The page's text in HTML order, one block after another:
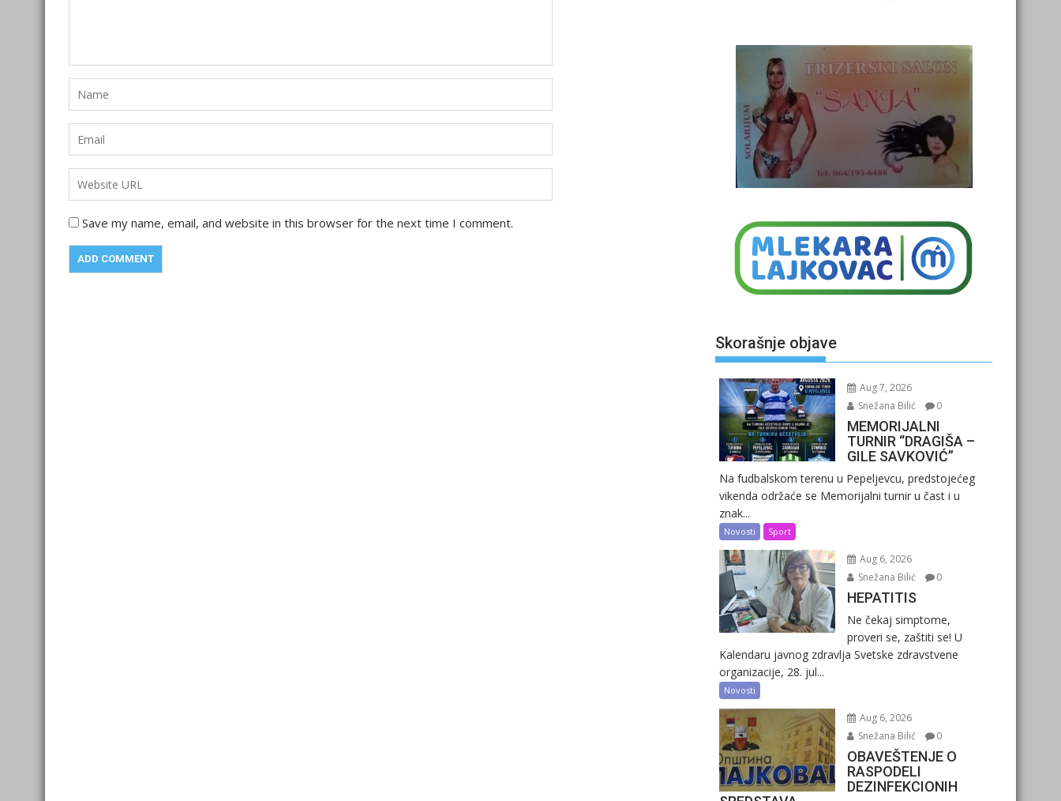
Save my name, email, and website in this browser for the next time I comment.
Skorašnje objave
Aug 7, 2026
Snežana Bilić
0
MEMORIJALNI
TURNIR “DRAGIŠA –
GILE SAVKOVIĆ”
Na fudbalskom terenu u Pepeljevcu, predstojećeg
vikenda održaće se Memorijalni turnir u čast i u
znak...
Novosti Sport
Aug 6, 2026
Snežana Bilić
0
HEPATITIS
Ne čekaj simptome,
proveri se, zaštiti se! U
Kalendaru javnog zdravlja Svetske zdravstvene
organizacije, 28. jul...
Novosti
Aug 6, 2026
Snežana Bilić
0
OBAVEŠTENJE O
RASPODELI
DEZINFEKCIONIH